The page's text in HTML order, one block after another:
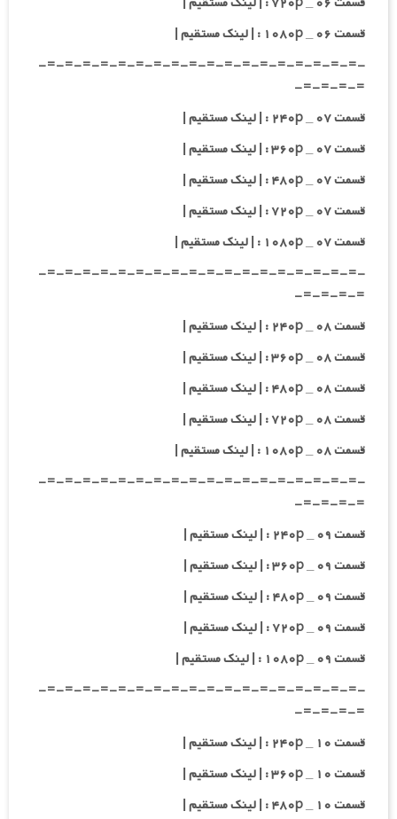
قسمت ۰۶ _ ۱۰۸۰p : | لینک مستقیم |
-=-=-=-=-=-=-=-=-=-=-=-=-=-=-=-=-=-=-
=-=-=-=-
قسمت ۰۷ _ ۲۴۰p : | لینک مستقیم |
قسمت ۰۷ _ ۳۶۰p : | لینک مستقیم |
قسمت ۰۷ _ ۴۸۰p : | لینک مستقیم |
قسمت ۰۷ _ ۷۲۰p : | لینک مستقیم |
قسمت ۰۷ _ ۱۰۸۰p : | لینک مستقیم |
-=-=-=-=-=-=-=-=-=-=-=-=-=-=-=-=-=-=-
=-=-=-=-
قسمت ۰۸ _ ۲۴۰p : | لینک مستقیم |
قسمت ۰۸ _ ۳۶۰p : | لینک مستقیم |
قسمت ۰۸ _ ۴۸۰p : | لینک مستقیم |
قسمت ۰۸ _ ۷۲۰p : | لینک مستقیم |
قسمت ۰۸ _ ۱۰۸۰p : | لینک مستقیم |
-=-=-=-=-=-=-=-=-=-=-=-=-=-=-=-=-=-=-
=-=-=-=-
قسمت ۰۹ _ ۲۴۰p : | لینک مستقیم |
قسمت ۰۹ _ ۳۶۰p : | لینک مستقیم |
قسمت ۰۹ _ ۴۸۰p : | لینک مستقیم |
قسمت ۰۹ _ ۷۲۰p : | لینک مستقیم |
قسمت ۰۹ _ ۱۰۸۰p : | لینک مستقیم |
-=-=-=-=-=-=-=-=-=-=-=-=-=-=-=-=-=-=-
=-=-=-=-
قسمت ۱۰ _ ۲۴۰p : | لینک مستقیم |
قسمت ۱۰ _ ۳۶۰p : | لینک مستقیم |
قسمت ۱۰ _ ۴۸۰p : | لینک مستقیم |